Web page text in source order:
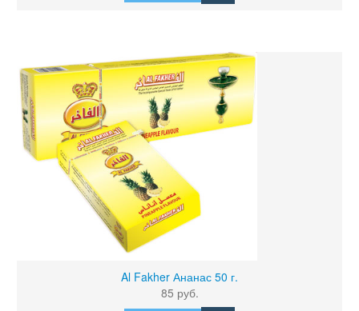
Al Fakher Ананас 50 г.
85 руб.